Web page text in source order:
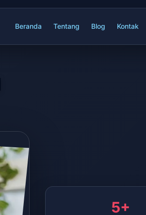
Beranda Tentang Blog Kontak
5+